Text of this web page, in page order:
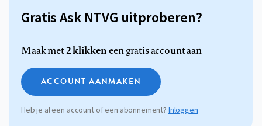
Gratis Ask NTVG uitproberen?
Maak met2 klikkeneen gratis account aan
ACCOUNT AANMAKEN
Heb je al een account of een abonnement?Inloggen